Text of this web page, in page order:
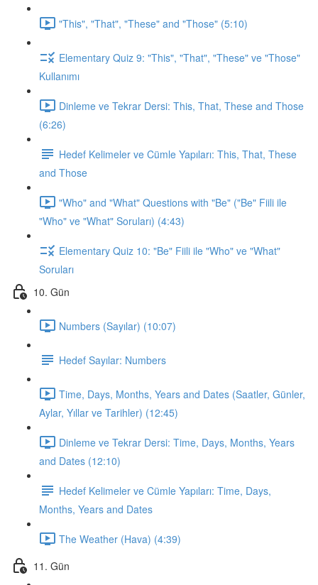
"This", "That", "These" and "Those" (5:10)
Elementary Quiz 9: "This", "That", "These" ve "Those"
Kullanımı
Dinleme ve Tekrar Dersi: This, That, These and Those
(6:26)
Hedef Kelimeler ve Cümle Yapıları: This, That, These
and Those
"Who" and "What" Questions with "Be" ("Be" Fiili ile
"Who" ve "What" Soruları) (4:43)
Elementary Quiz 10: "Be" Fiili ile "Who" ve "What"
Soruları
10. Gün
Numbers (Sayılar) (10:07)
Hedef Sayılar: Numbers
Time, Days, Months, Years and Dates (Saatler, Günler,
Aylar, Yıllar ve Tarihler) (12:45)
Dinleme ve Tekrar Dersi: Time, Days, Months, Years
and Dates (12:10)
Hedef Kelimeler ve Cümle Yapıları: Time, Days,
Months, Years and Dates
The Weather (Hava) (4:39)
11. Gün